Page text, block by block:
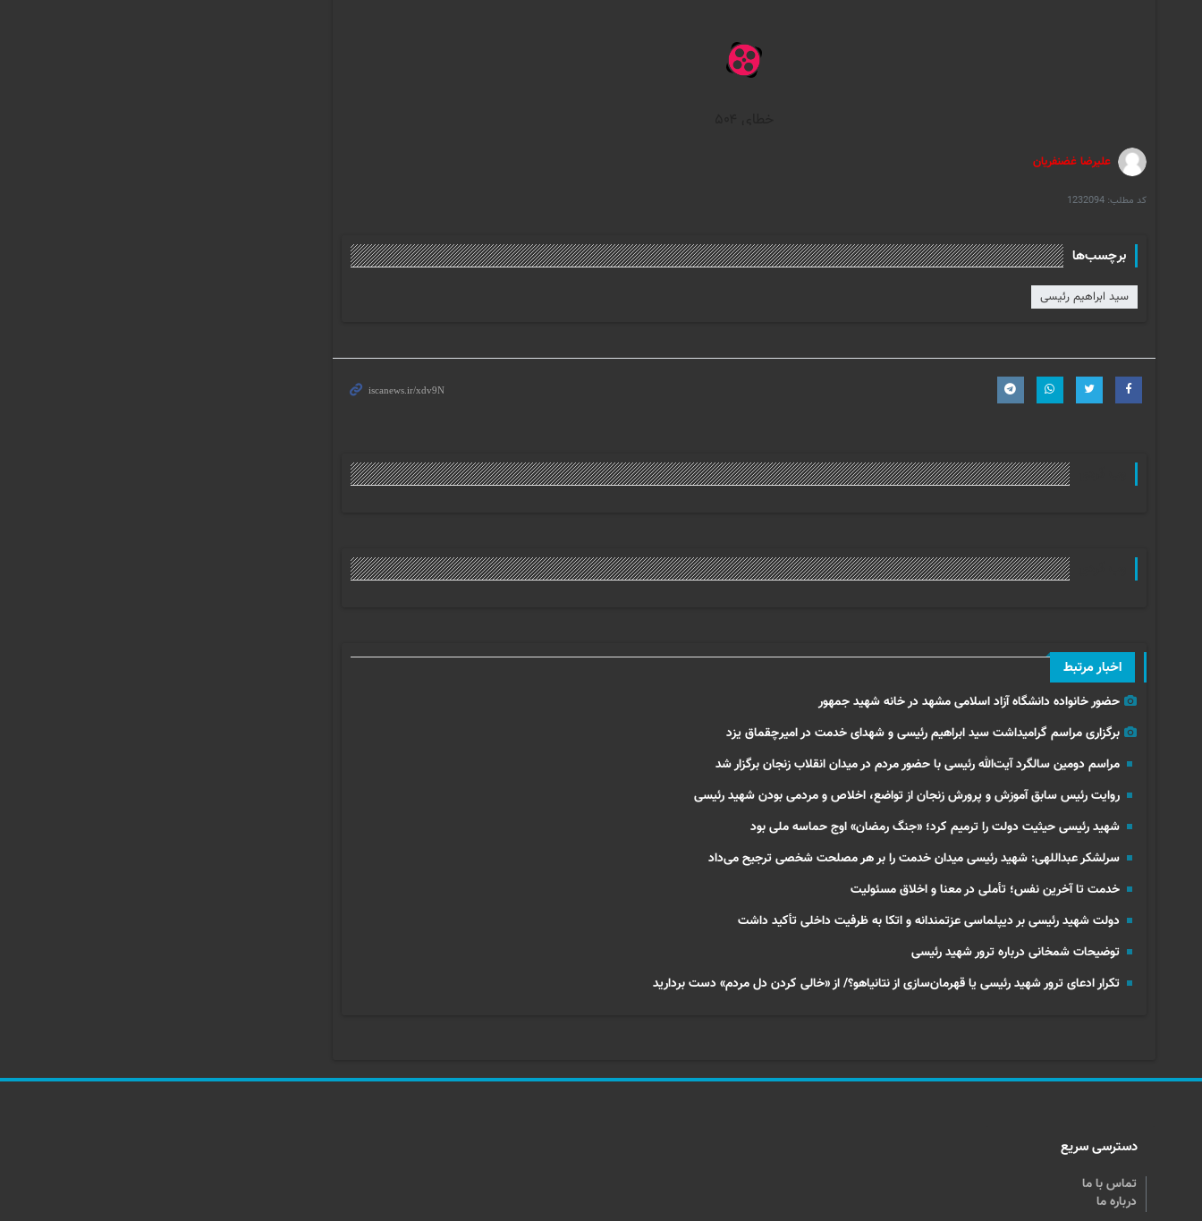
علیرضا غضنفریان
کد مطلب: 1232094
برچسب‌ها
سید ابراهیم رئیسی
اخبار مرتبط
حضور خانواده دانشگاه آزاد اسلامی مشهد در خانه شهید جمهور
برگزاری مراسم گرامیداشت سید ابراهیم رئیسی و شهدای خدمت در امیرچقماق یزد
مراسم دومین سالگرد آیت‌الله رئیسی با حضور مردم در میدان انقلاب زنجان برگزار شد
روایت رئیس سابق آموزش و پرورش زنجان از تواضع، اخلاص و مردمی بودن شهید رئیسی
شهید رئیسی حیثیت دولت را ترمیم کرد؛ «جنگ رمضان» اوج حماسه ملی بود
سرلشکر عبداللهی: شهید رئیسی میدان خدمت را بر هر مصلحت شخصی ترجیح می‌داد
خدمت تا آخرین نفس؛ تأملی در معنا و اخلاق مسئولیت
دولت شهید رئیسی بر دیپلماسی عزتمندانه و اتکا به ظرفیت داخلی تأکید داشت
توضیحات شمخانی درباره ترور شهید رئیسی
تکرار ادعای ترور شهید رئیسی یا قهرمان‌سازی از نتانیاهو؟/ از «خالی کردن دل مردم» دست بردارید
دسترسی سریع
تماس با ما
درباره ما